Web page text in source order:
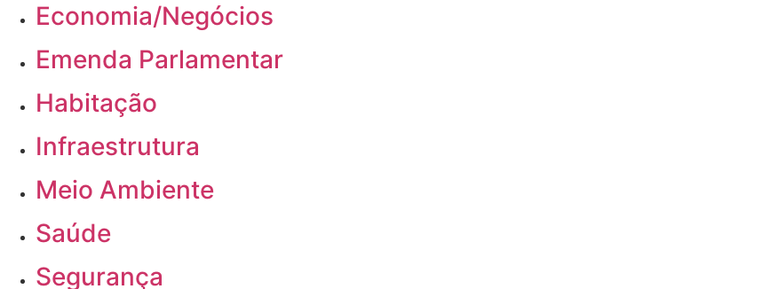
Economia/Negócios
Emenda Parlamentar
Habitação
Infraestrutura
Meio Ambiente
Saúde
Segurança